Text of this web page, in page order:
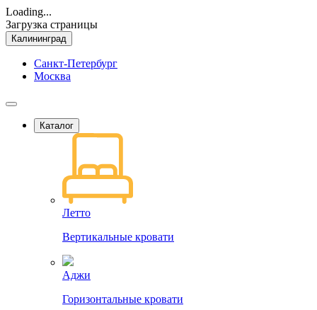
Loading...
Загрузка страницы
Калининград
Санкт-Петербург
Москва
Каталог
Летто
Вертикальные кровати
Аджи
Горизонтальные кровати